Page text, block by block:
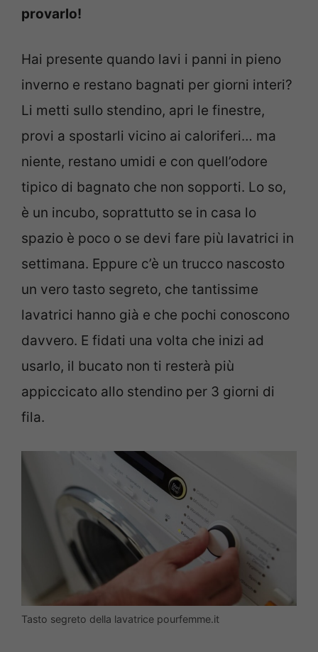
provarlo!
Hai presente quando lavi i panni in pieno
inverno e restano bagnati per giorni interi?
Li metti sullo stendino, apri le finestre,
provi a spostarli vicino ai caloriferi… ma
niente, restano umidi e con quell’odore
tipico di bagnato che non sopporti. Lo so,
è un incubo, soprattutto se in casa lo
spazio è poco o se devi fare più lavatrici in
settimana. Eppure c’è un trucco nascosto
un vero tasto segreto, che tantissime
lavatrici hanno già e che pochi conoscono
davvero. E fidati una volta che inizi ad
usarlo, il bucato non ti resterà più
appiccicato allo stendino per 3 giorni di
fila.
Tasto segreto della lavatrice pourfemme.it